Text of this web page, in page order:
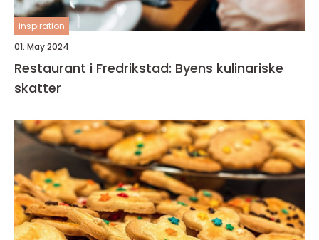
inspiration
01. May 2024
Restaurant i Fredrikstad: Byens kulinariske
skatter